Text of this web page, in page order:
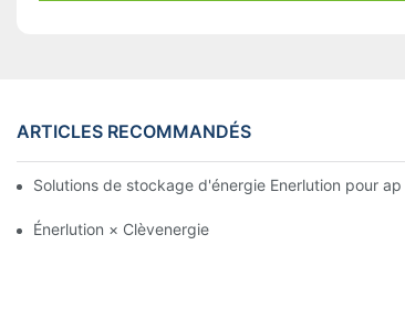
ARTICLES RECOMMANDÉS
Solutions de stockage d'énergie Enerlution pour
Énerlution × Clèvenergie